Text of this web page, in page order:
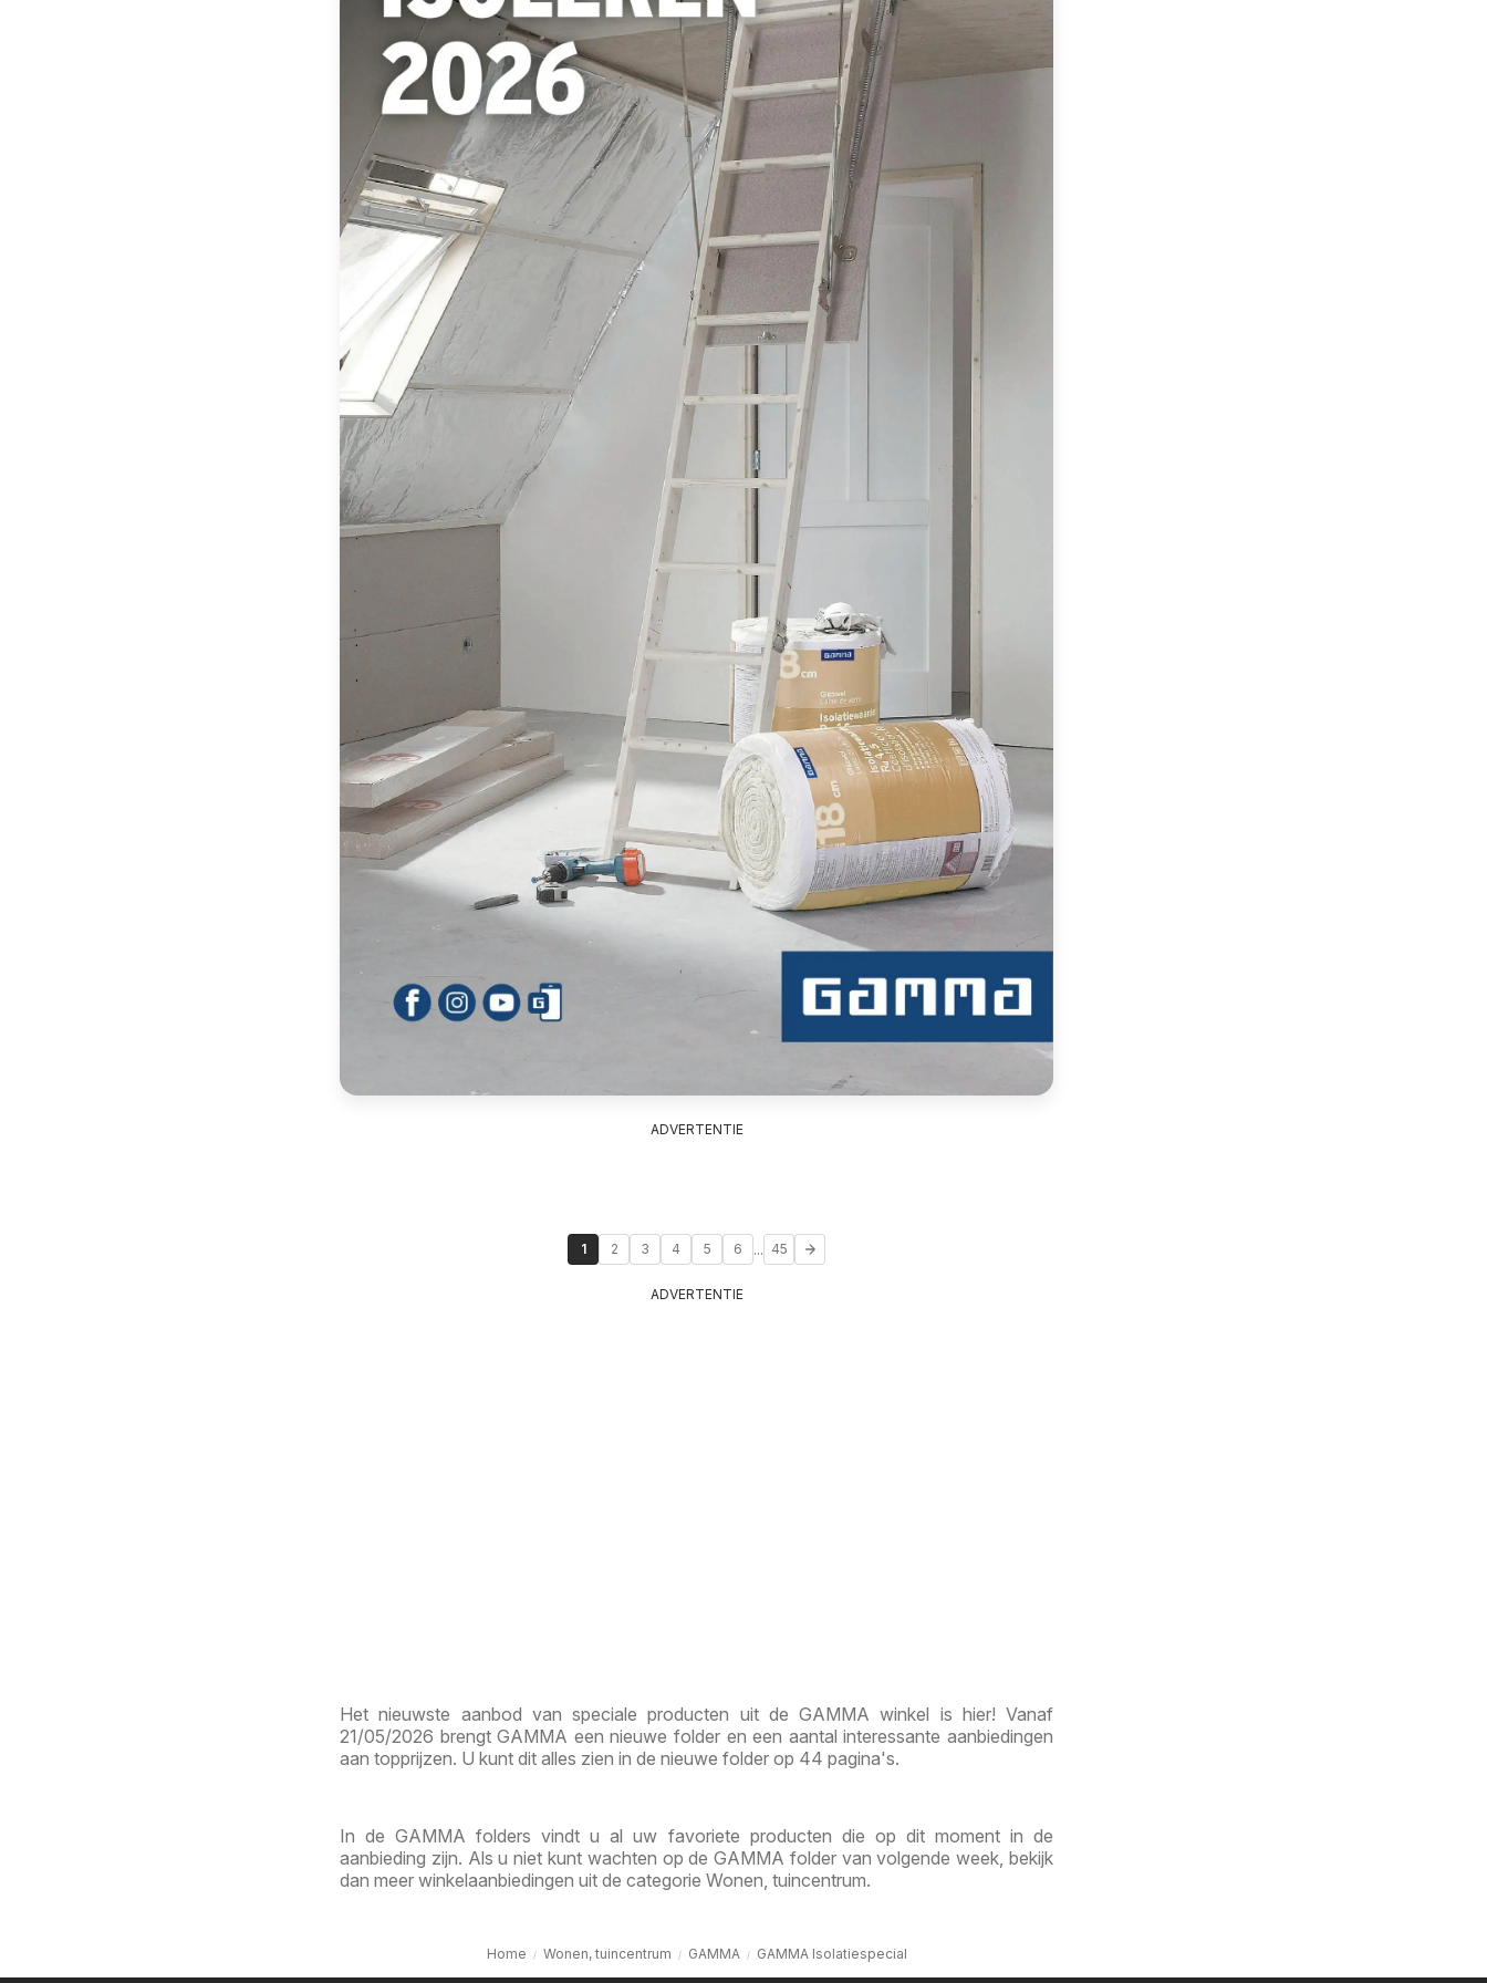
ADVERTENTIE
1 2 3 4 5 6 ... 45
ADVERTENTIE
Het nieuwste aanbod van speciale producten uit de GAMMA winkel is hier! Vanaf
21/05/2026 brengt GAMMA een nieuwe folder en een aantal interessante aanbiedingen
aan topprijzen. U kunt dit alles zien in de nieuwe folder op 44 pagina's.
In de GAMMA folders vindt u al uw favoriete producten die op dit moment in de
aanbieding zijn. Als u niet kunt wachten op de GAMMA folder van volgende week, bekijk
dan meer winkelaanbiedingen uit de categorie Wonen, tuincentrum.
Home Wonen, tuincentrum GAMMA GAMMA Isolatiespecial